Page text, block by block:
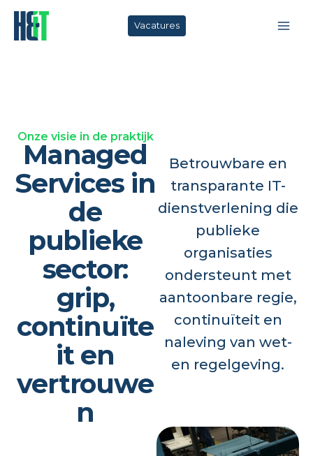
Ga
naar
Vacatures
Onze visie in de praktijk
Managed
Services in
de
publieke
sector:
grip,
continuïte
it en
vertrouwe
n
Betrouwbare en
transparante IT-
dienstverlening die
publieke
organisaties
ondersteunt met
aantoonbare regie,
continuïteit en
naleving van wet-
en regelgeving.